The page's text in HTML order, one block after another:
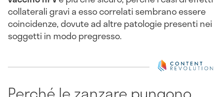
collaterali gravi a esso correlati sembrano essere
coincidenze, dovute ad altre patologie presenti nei
soggetti in modo pregresso.